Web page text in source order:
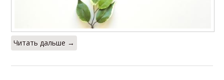
Читать дальше →